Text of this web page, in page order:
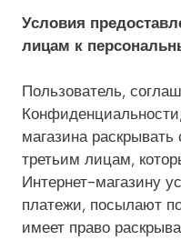
Условия
лицам к
Пользователь,
магазина
третьим лицам,
Интернет-магазину
платежи, посылают
имеет право